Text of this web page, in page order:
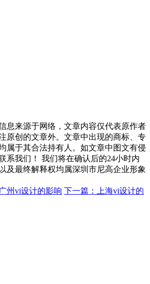
息来源于网络，文章内容仅代表原作者
原创的文章外。文章中出现的商标、专
属于其合法持有人。如文章中图文有侵
系我们！ 我们将在确认后的24小时内
及最终解释权均属深圳市尼高企业形象
州vi设计的影响 下一篇：上海vi设计的